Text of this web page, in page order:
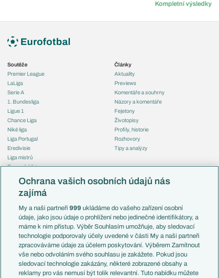
Kompletní výsledky
Soutěže
Premier League
LaLiga
Serie A
1. Bundesliga
Ligue 1
Chance Liga
Niké liga
Liga Portugal
Eredivisie
Liga mistrů
Evropská liga
Mistrovství světa
Liga národů
Témata
Představení týmů MS
EuroSkauting
PL v kostce
Evropské koeficienty
Přestupy
Přestupové spekulace
Články
Aktuality
Previews
Komentáře a souhrny
Názory a komentáře
Fejetony
Životopisy
Profily, historie
Rozhovory
Tipy a analýzy
Česko
Francie
Itálie
Německo
Španělsko
Argentina
Brazílie
Přestupy
Ochrana vašich osobních údajů nás
zajímá
My a naši partneři999 ukládáme do vašeho zařízení osobní
údaje, jako jsou údaje o prohlížení nebo jedinečné identifikátory, a
máme k nim přístup. Výběr Souhlasím umožňuje, aby sledovací
technologie podporovaly účely uvedené v části My a naši partneři
zpracováváme údaje za účelem poskytování. Výběrem Zamítnout
vše nebo odvoláním svého souhlasu je zakážete. Pokud jsou
sledovací technologie zakázány, některé zobrazené obsahy a
reklamy pro vás nemusí být tolik relevantní. Tuto nabídku můžete